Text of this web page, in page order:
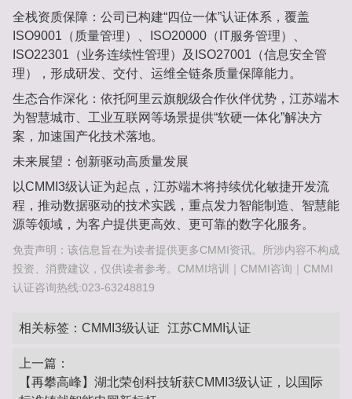
‌全栈资质保障‌：公司已构建“四位一体”认证体系，覆盖‌
ISO9001‌（质量管理）、‌ISO20000‌（IT服务管理）、‌
ISO22301‌（业务连续性管理）及‌ISO27001‌（信息安全管
理），形成研发、交付、运维全链条质量保障能力‌。
‌生态合作深化‌：依托‌阿里云旗舰级合作伙伴‌优势，江苏端木
为智慧城市、工业互联网等场景提供“软硬一体化”解决方
案，加速国产化技术落地‌。
‌未来展望：创新驱动高质量发展‌
以CMMI3级认证为起点，江苏端木将持续优化敏捷开发流
程，推动数据驱动的技术实践，重点发力智能制造、智慧能
源等领域，为客户提供更高效、更可靠的数字化服务‌。
免责声明：该信息旨在为读者提供更多CMMI资讯。所涉内容不构成
投资、消费建议，仅供读者参考。CMMI培训｜CMMI咨询｜CMMI
认证咨询热线:023-63248819
相关标签： CMMI3级认证 江苏CMMI认证
上一篇：
【再攀高峰】湖北荣创科技斩获CMMI3级认证，以国际